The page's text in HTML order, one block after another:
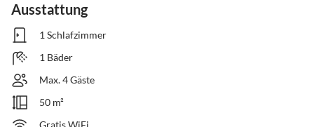
Ausstattung
1 Schlafzimmer
1 Bäder
Max. 4 Gäste
50 m²